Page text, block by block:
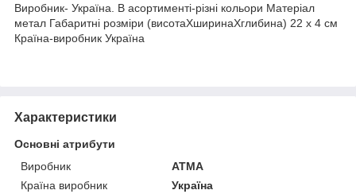
Виробник- Україна. В асортименті-різні кольори Матеріал
метал Габаритні розміри (висотаХширинаХглибина) 22 х 4 см
Країна-виробник Україна
Характеристики
Основні атрибути
Виробник
ATMA
Країна виробник
Україна